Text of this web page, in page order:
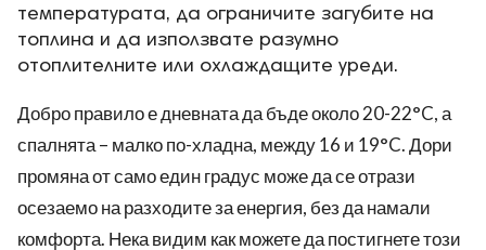
температурата, да ограничите загубите на
топлина и да използвате разумно
отоплителните или охлаждащите уреди.
Добро правило е дневната да бъде около 20-22°C, а
спалнята – малко по-хладна, между 16 и 19°C. Дори
промяна от само един градус може да се отрази
осезаемо на разходите за енергия, без да намали
комфорта. Нека видим как можете да постигнете този